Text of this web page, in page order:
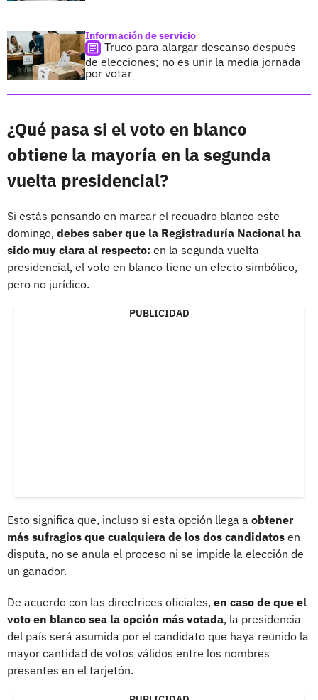
Información de servicio
Truco para alargar descanso después
de elecciones; no es unir la media jornada
por votar
¿Qué pasa si el voto en blanco
obtiene la mayoría en la segunda
vuelta presidencial?
Si estás pensando en marcar el recuadro blanco este
domingo, debes saber que la Registraduría Nacional ha
sido muy clara al respecto: en la segunda vuelta
presidencial, el voto en blanco tiene un efecto simbólico,
pero no jurídico.
PUBLICIDAD
Esto significa que, incluso si esta opción llega a obtener
más sufragios que cualquiera de los dos candidatos en
disputa, no se anula el proceso ni se impide la elección de
un ganador.
De acuerdo con las directrices oficiales, en caso de que el
voto en blanco sea la opción más votada, la presidencia
del país será asumida por el candidato que haya reunido la
mayor cantidad de votos válidos entre los nombres
presentes en el tarjetón.